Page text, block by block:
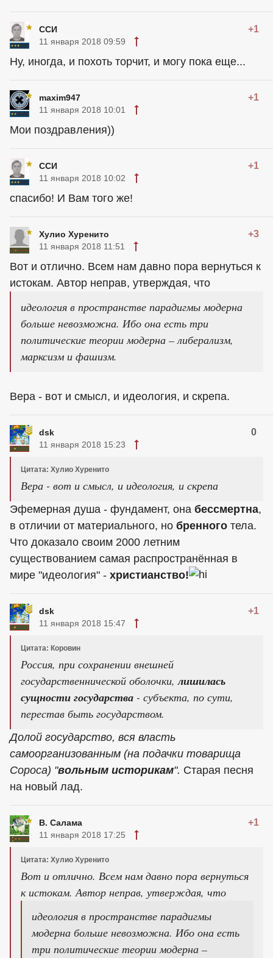
ССИ +1
11 января 2018 09:59
Ну, иногда, и похоть торчит, и могу пока еще...
maxim947 +1
11 января 2018 10:01
Мои поздравления))
ССИ +1
11 января 2018 10:02
спасибо! И Вам того же!
Хулио Хуренито +3
11 января 2018 11:51
Вот и отлично. Всем нам давно пора вернуться к
истокам. Автор неправ, утверждая, что
идеология в пространстве парадигмы модерна
больше невозможна. Ибо она есть три
политические теории модерна – либерализм,
марксизм и фашизм.
Вера - вот и смысл, и идеология, и скрепа.
dsk 0
11 января 2018 15:23
Цитата: Хулио Хуренито
Вера - вот и смысл, и идеология, и скрепа
Эфемерная душа - фундамент, она бессмертна,
в отличии от материального, но бренного тела.
Что доказало своим 2000 летним
существованием самая распространённая в
мире "идеология" - христианство!
dsk +1
11 января 2018 15:47
Цитата: Коровин
Россия, при сохранении внешней
государственнической оболочки,лишилась
сущности государства - субъекта, по сути,
перестав быть государством.
Долой государство, вся власть
самоорганизованным (на подачки товарища
Сороса) "вольным историкам". Старая песня
на новый лад.
В. Салама +1
11 января 2018 17:25
Цитата: Хулио Хуренито
Вот и отлично. Всем нам давно пора вернуться
к истокам. Автор неправ, утверждая, что
идеология в пространстве парадигмы
модерна больше невозможна. Ибо она есть
три политические теории модерна –